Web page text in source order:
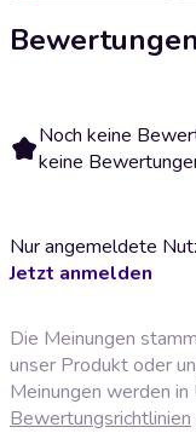
Noch keine
keine
Nur angemeldete
Jetzt anmelden
Die Meinungen
unser Produkt oder
Meinungen werden
Bewertungsrichtlinien